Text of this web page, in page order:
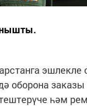
эшлекле
оборона
һәм